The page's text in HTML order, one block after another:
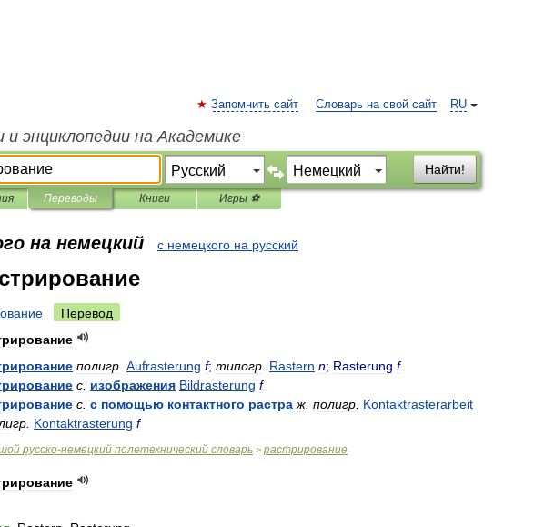
RU
Запомнить сайт Словарь на свой сайт
и энциклопедии на Академике
Найти!
Переводы Книги Игры ⚽
на немецкий с немецкого на русский
Перевод
полигр Aufrasterung f; типогр Rastern n; Rasterung f
с изображения Bildrasterung f
с с помощью контактного растра ж полигр Kontaktrasterarbeit
Kontaktrasterung f
русско-немецкий полетехнический словарь > растрирование